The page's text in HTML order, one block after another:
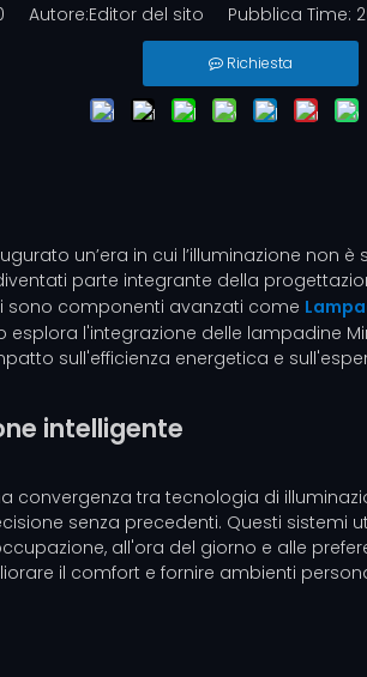
Autore:Editor del sito Pubblica Time:
Richiesta
un’era in cui l’illuminazione
parte integrante della
sono componenti avanzati come
l'integrazione delle lampadine
sull'efficienza energetica e
intelligente
convergenza tra tecnologia di
senza precedenti. Questi sistemi
all'ora del giorno e alle
il comfort e fornire ambienti